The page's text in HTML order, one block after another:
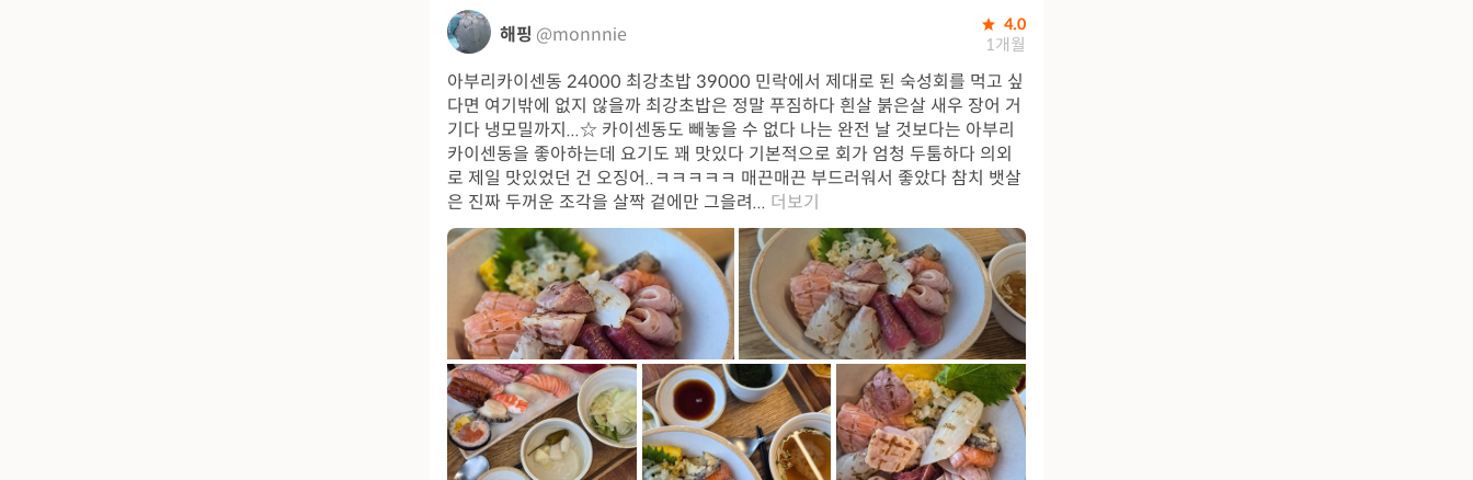
해핑 @monnnie 4.0
1개월
아부리카이센동 24000 최강초밥 39000 민락에서 제대로 된 숙성회를 먹고 싶
다면 여기밖에 없지 않을까 최강초밥은 정말 푸짐하다 흰살 붉은살 새우 장어 거
기다 냉모밀까지...☆ 카이센동도 빼놓을 수 없다 나는 완전 날 것보다는 아부리
카이센동을 좋아하는데 요기도 꽤 맛있다 기본적으로 회가 엄청 두툼하다 의외
로 제일 맛있었던 건 오징어..ㅋㅋㅋㅋㅋ 매끈매끈 부드러워서 좋았다 참치 뱃살
은 진짜 두꺼운 조각을 살짝 겉에만 그을려... 더보기